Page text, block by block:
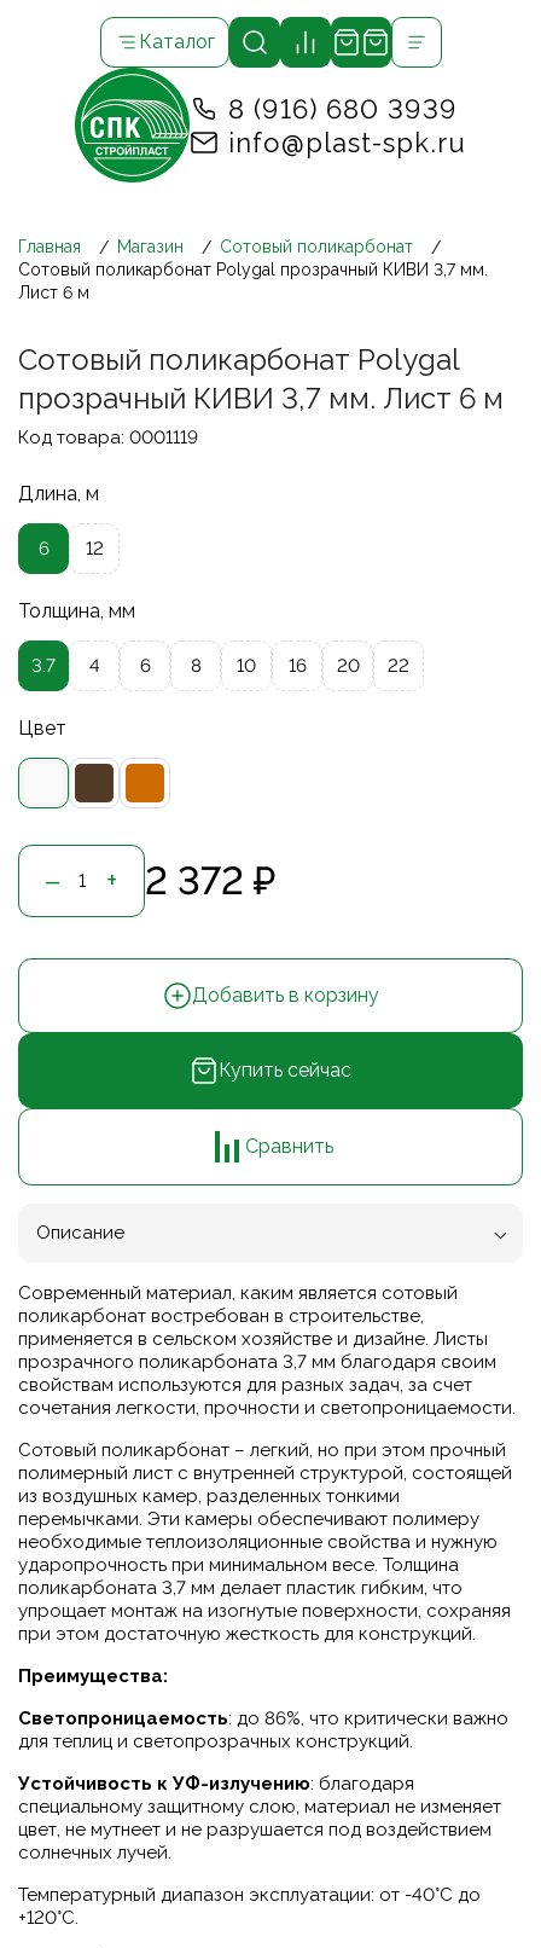
Каталог
8 (916) 680 3939
info@plast-spk.ru
Главная Магазин
Сотовый поликарбонат
Сотовый поликарбонат Polygal прозрачный КИВИ 3,7 мм.
Лист 6 м
Сотовый поликарбонат Polygal
прозрачный КИВИ 3,7 мм. Лист 6 м
Код товара: 0001119
Длина, м
6 12
Толщина, мм
3.7 4 6 8 10 16 20 22
Цвет
2 372 ₽
– +
Добавить в корзину
Купить сейчас
Сравнить
Описание
Современный материал, каким является сотовый
поликарбонат востребован в строительстве,
применяется в сельском хозяйстве и дизайне. Листы
прозрачного поликарбоната 3,7 мм благодаря своим
свойствам используются для разных задач, за счет
сочетания легкости, прочности и светопроницаемости.
Сотовый поликарбонат – легкий, но при этом прочный
полимерный лист с внутренней структурой, состоящей
из воздушных камер, разделенных тонкими
перемычками. Эти камеры обеспечивают полимеру
необходимые теплоизоляционные свойства и нужную
ударопрочность при минимальном весе. Толщина
поликарбоната 3,7 мм делает пластик гибким, что
упрощает монтаж на изогнутые поверхности, сохраняя
при этом достаточную жесткость для конструкций.
Преимущества:
Светопроницаемость: до 86%, что критически важно
для теплиц и светопрозрачных конструкций.
Устойчивость к УФ-излучению: благодаря
специальному защитному слою, материал не изменяет
цвет, не мутнеет и не разрушается под воздействием
солнечных лучей.
Температурный диапазон эксплуатации: от -40°C до
+120°C.